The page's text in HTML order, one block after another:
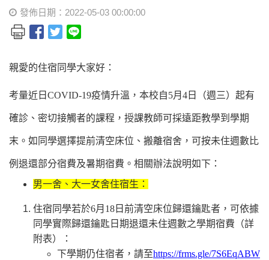
發佈日期：2022-05-03 00:00:00
親愛的住宿同學大家好：
考量近日COVID-19疫情升溫，本校自5月4日（週三）起有
確診、密切接觸者的課程，授課教師可採遠距教學到學期
末。如同學選擇提前清空床位、搬離宿舍，可按未住週數比
例退還部分宿費及暑期宿費。相關辦法說明如下：
男一舍、大一女舍住宿生：
住宿同學若於6月18日前清空床位歸還鑰匙者，可依據
同學實際歸還鑰匙日期退還未住週數之學期宿費（詳
附表）：
下學期仍住宿者，請至https://frms.gle/7S6EqABW